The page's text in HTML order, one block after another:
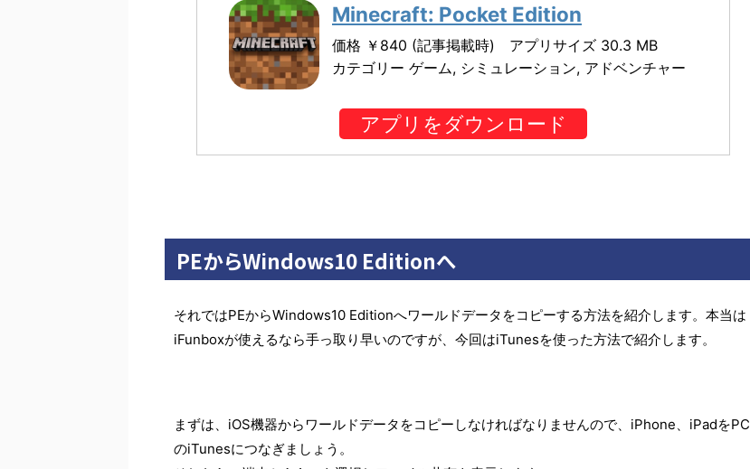
Minecraft: Pocket Edition
価格 ￥840 (記事掲載時) アプリサイズ 30.3 MB
カテゴリー ゲーム, シミュレーション, アドベンチャー
アプリをダウンロード
PEからWindows10 Editionへ
それではPEからWindows10 Editionへワールドデータをコピーする方法を紹介します。本当は
iFunboxが使えるなら手っ取り早いのですが、今回はiTunesを使った方法で紹介します。
まずは、iOS機器からワールドデータをコピーしなければなりませんので、iPhone、iPadをPC
のiTunesにつなぎましょう。